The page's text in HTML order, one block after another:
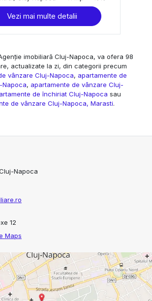
Vezi mai multe detalii
imobiliară Cluj-Napoca, va ofera 98
actualizate la zi, din categorii precum
vânzare Cluj-Napoca, apartamente de
Napoca, apartamente de vânzare Cluj-
de închiriat Cluj-Napoca sau
de vânzare Cluj-Napoca, Marasti.
Napoca
12
Maps